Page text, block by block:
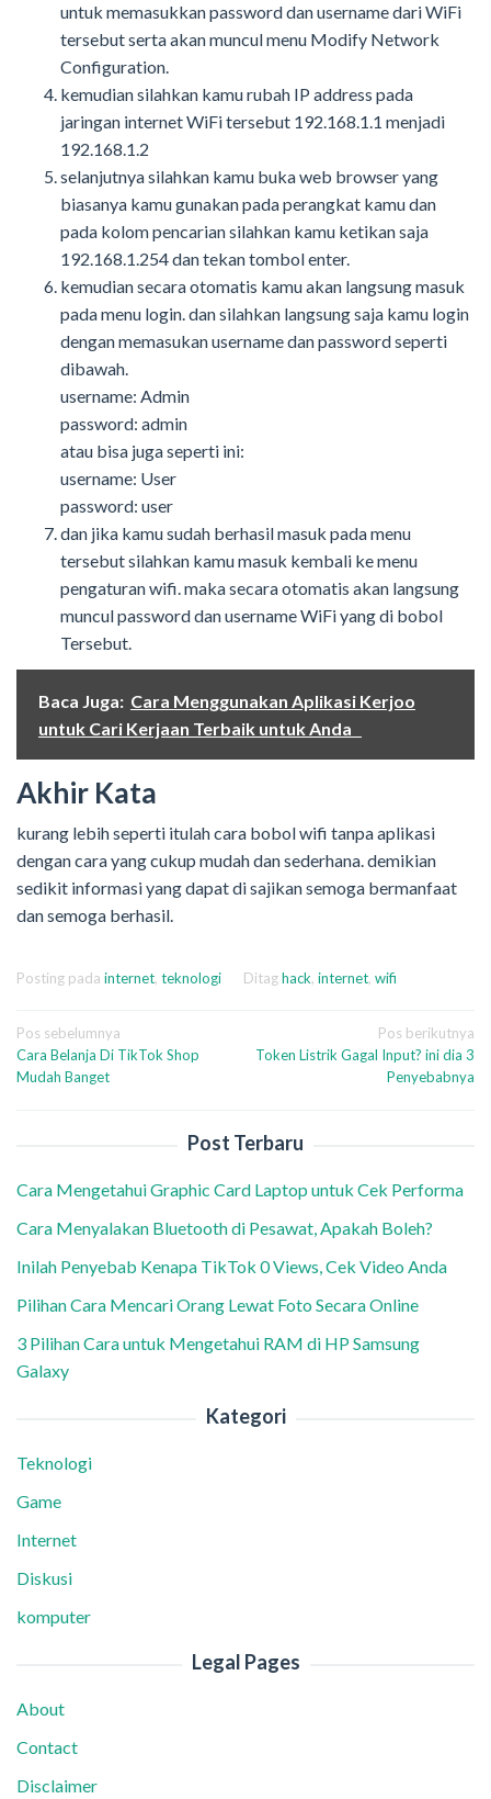
untuk memasukkan password dan username dari WiFi
tersebut serta akan muncul menu Modify Network
Configuration.
kemudian silahkan kamu rubah IP address pada
jaringan internet WiFi tersebut 192.168.1.1 menjadi
192.168.1.2
selanjutnya silahkan kamu buka web browser yang
biasanya kamu gunakan pada perangkat kamu dan
pada kolom pencarian silahkan kamu ketikan saja
192.168.1.254 dan tekan tombol enter.
kemudian secara otomatis kamu akan langsung masuk
pada menu login. dan silahkan langsung saja kamu login
dengan memasukan username dan password seperti
dibawah.
username: Admin
password: admin
atau bisa juga seperti ini:
username: User
password: user
dan jika kamu sudah berhasil masuk pada menu
tersebut silahkan kamu masuk kembali ke menu
pengaturan wifi. maka secara otomatis akan langsung
muncul password dan username WiFi yang di bobol
Tersebut.
Baca Juga: Cara Menggunakan Aplikasi Kerjoo
untuk Cari Kerjaan Terbaik untuk Anda
Akhir Kata
kurang lebih seperti itulah cara bobol wifi tanpa aplikasi
dengan cara yang cukup mudah dan sederhana. demikian
sedikit informasi yang dapat di sajikan semoga bermanfaat
dan semoga berhasil.
Posting pada internet, teknologi Ditaghack, internet, wifi
Navigasi
pos
Pos sebelumnya
Cara Belanja Di TikTok Shop
Mudah Banget
Pos berikutnya
Token Listrik Gagal Input? ini dia 3
Penyebabnya
Post Terbaru
Cara Mengetahui Graphic Card Laptop untuk Cek Performa
Cara Menyalakan Bluetooth di Pesawat, Apakah Boleh?
Inilah Penyebab Kenapa TikTok 0 Views, Cek Video Anda
Pilihan Cara Mencari Orang Lewat Foto Secara Online
3 Pilihan Cara untuk Mengetahui RAM di HP Samsung
Galaxy
Kategori
Teknologi
Game
Internet
Diskusi
komputer
Legal Pages
About
Contact
Disclaimer